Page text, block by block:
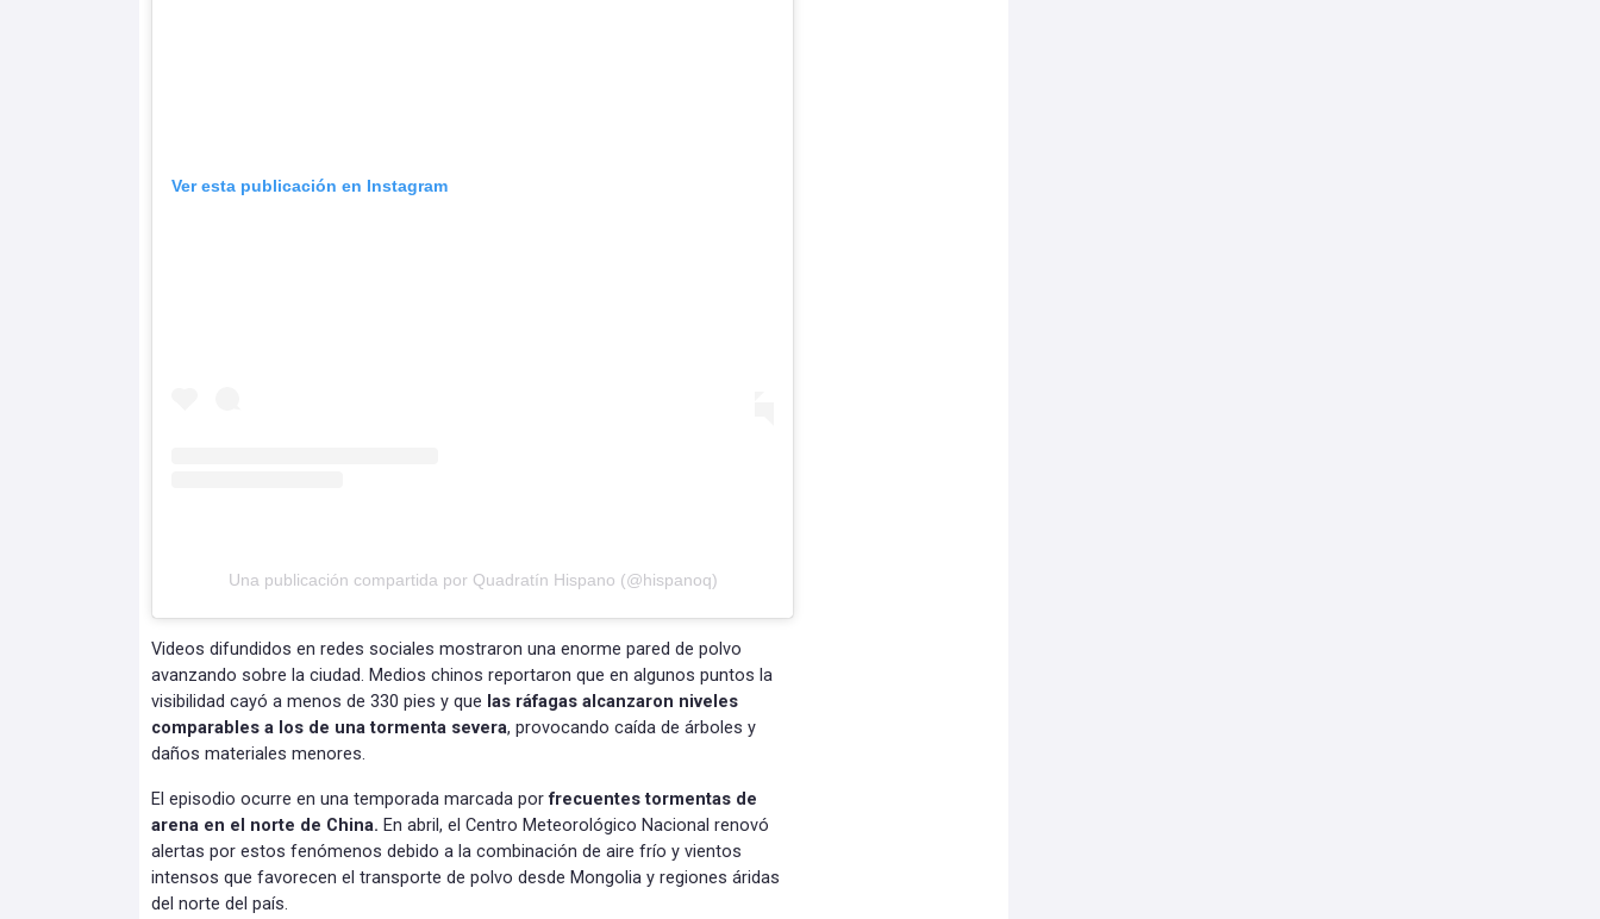
Ver esta publicación en Instagram
Una publicación compartida por Quadratín Hispano (@hispanoq)
Videos difundidos en redes sociales mostraron una enorme pared de polvo
avanzando sobre la ciudad. Medios chinos reportaron que en algunos puntos la
visibilidad cayó a menos de 330 pies y que las ráfagas alcanzaron niveles
comparables a los de una tormenta severa, provocando caída de árboles y
daños materiales menores.
El episodio ocurre en una temporada marcada porfrecuentes tormentas de
arena en el norte de China. En abril, el Centro Meteorológico Nacional renovó
alertas por estos fenómenos debido a la combinación de aire frío y vientos
intensos que favorecen el transporte de polvo desde Mongolia y regiones áridas
del norte del país.